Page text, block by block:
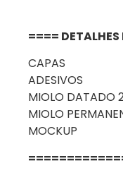
====
CAPAS
ADESIVOS
MIOLO DATADO
MIOLO
MOCKUP